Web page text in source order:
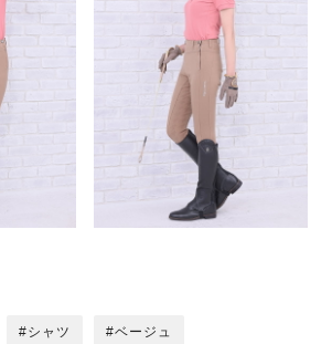
シャツ ベージュ